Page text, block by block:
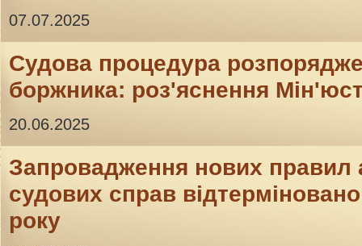
07.07.2025
Судова процедура
боржника: роз'яснення
20.06.2025
Запровадження нових правил
судових справ
року